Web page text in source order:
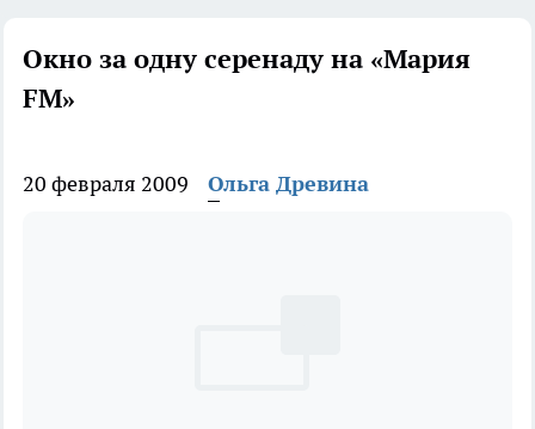
Окно за одну серенаду на «Мария
FM»
20 февраля 2009 Ольга Древина